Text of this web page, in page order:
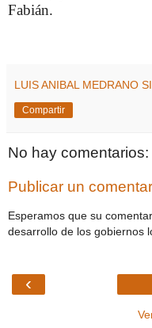
Fabián.
LUIS ANIBAL MEDRANO
Compartir
No hay comentarios:
Publicar un
Esperamos que su
desarrollo de los gobiernos
‹